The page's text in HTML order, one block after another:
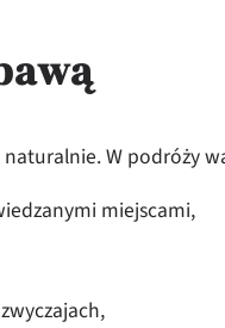
W podróży
miejscami,